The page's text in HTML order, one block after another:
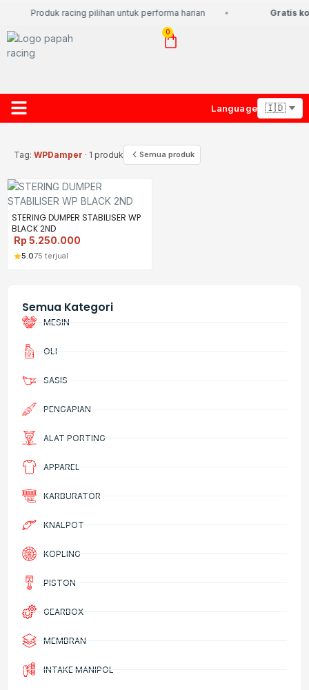
Produk racing pilihan untuk performa harian Gratis
0
Language
Semua Kategori
MESIN
OLI
SASIS
PENGAPIAN
ALAT PORTING
APPAREL
KARBURATOR
KNALPOT
KOPLING
PISTON
GEARBOX
MEMBRAN
INTAKE MANIPOL
Tag: WPDamper · 1 produk Semua produk
STERING DUMPER STABILISER WP
BLACK 2ND
Rp 5.250.000
5.075 terjual